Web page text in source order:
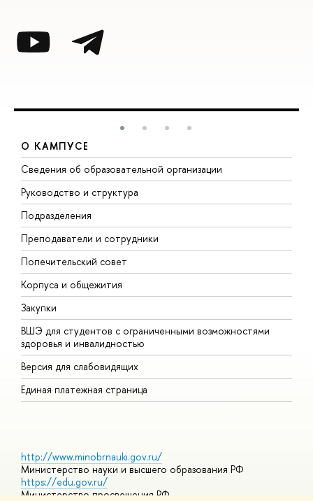
О КАМПУСЕ
Сведения об образовательной организации
Руководство и структура
Подразделения
Преподаватели и сотрудники
Попечительский совет
Корпуса и общежития
Закупки
ВШЭ для студентов с ограниченными возможностями
здоровья и инвалидностью
Версия для слабовидящих
Единая платежная страница
http://www.minobrnauki.gov.ru/
Министерство науки и высшего образования РФ
https://edu.gov.ru/
Министерство просвещения РФ